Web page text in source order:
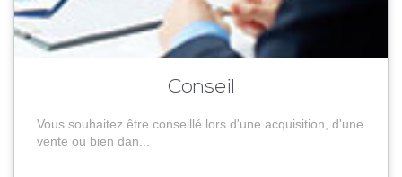
Conseil
Vous souhaitez être conseillé lors d'une acquisition, d'une
vente ou bien dan...